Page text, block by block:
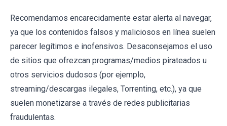
Recomendamos encarecidamente estar alerta al navegar,
ya que los contenidos falsos y maliciosos en línea suelen
parecer legítimos e inofensivos. Desaconsejamos el uso
de sitios que ofrezcan programas/medios pirateados u
otros servicios dudosos (por ejemplo,
streaming/descargas ilegales, Torrenting, etc.), ya que
suelen monetizarse a través de redes publicitarias
fraudulentas.